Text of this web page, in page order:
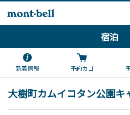
宿泊
新着情報 予約カゴ
大樹町カムイコタン公園キ